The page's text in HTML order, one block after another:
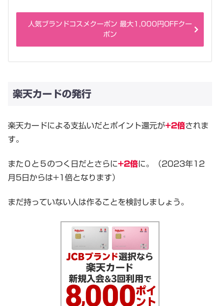
人気ブランドコスメクーポン 最大1,000円OFFクー
ポン
楽天カードの発行
楽天カードによる支払いだとポイント還元が+2倍されま
す。
また０と５のつく日だとさらに+2倍に。（2023年12
月5日からは+1倍となります）
まだ持っていない人は作ることを検討しましょう。